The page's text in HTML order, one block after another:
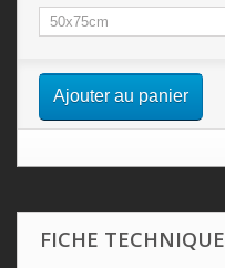
Ajouter au panier
FICHE TECHNIQUE